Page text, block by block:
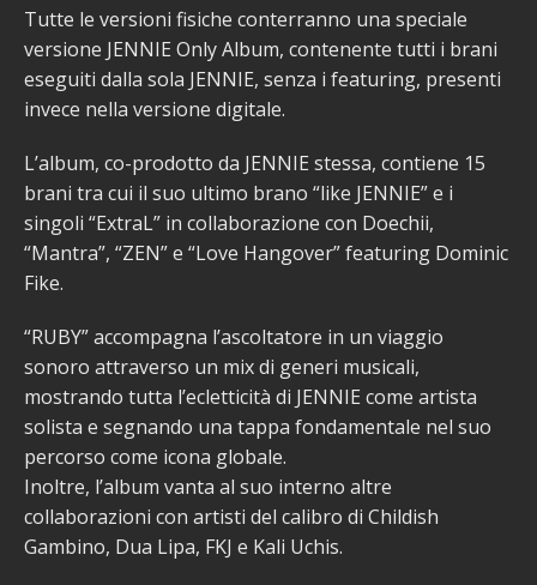
Tutte le versioni fisiche conterranno una speciale
versione JENNIE Only Album, contenente tutti i brani
eseguiti dalla sola JENNIE, senza i featuring, presenti
invece nella versione digitale.
L’album, co-prodotto da JENNIE stessa, contiene 15
brani tra cui il suo ultimo brano “like JENNIE” e i
singoli “ExtraL” in collaborazione con Doechii,
“Mantra”, “ZEN” e “Love Hangover” featuring Dominic
Fike.
“RUBY” accompagna l’ascoltatore in un viaggio
sonoro attraverso un mix di generi musicali,
mostrando tutta l’ecletticità di JENNIE come artista
solista e segnando una tappa fondamentale nel suo
percorso come icona globale.
Inoltre, l’album vanta al suo interno altre
collaborazioni con artisti del calibro di Childish
Gambino, Dua Lipa, FKJ e Kali Uchis.